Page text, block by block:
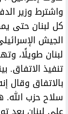
واشترط وزير
كل لبنان حتى
الجيش
لبنان طويلًا،
تنفيذ الاتفاق.
بالاتفاق وقال
سلاح حزب الله.